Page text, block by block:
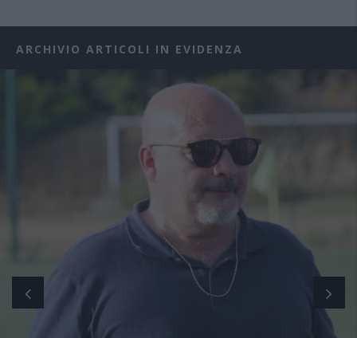
ARCHIVIO ARTICOLI IN EVIDENZA